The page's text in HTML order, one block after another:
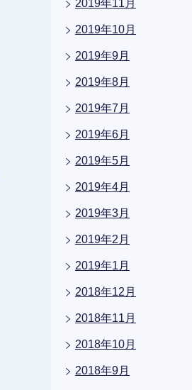
2019年11月
2019年10月
2019年9月
2019年8月
2019年7月
2019年6月
2019年5月
2019年4月
2019年3月
2019年2月
2019年1月
2018年12月
2018年11月
2018年10月
2018年9月